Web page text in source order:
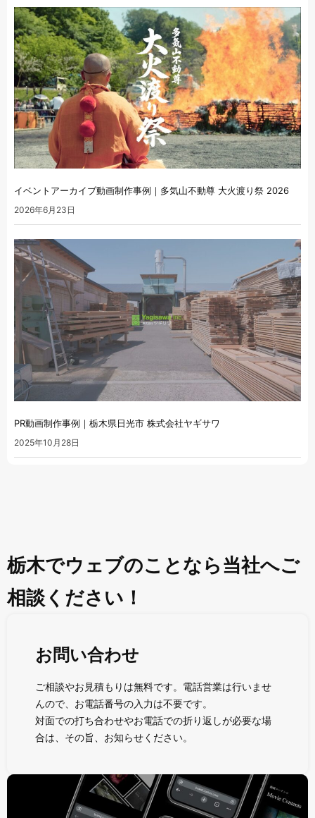
イベントアーカイブ動画制作事例｜多気山不動尊 大火渡り祭 2026
2026年6月23日
PR動画制作事例｜栃木県日光市 株式会社ヤギサワ
2025年10月28日
栃木でウェブのことなら当社へご
相談ください！
お問い合わせ
ご相談やお見積もりは無料です。電話営業は行いませ
んので、お電話番号の入力は不要です。
対面での打ち合わせやお電話での折り返しが必要な場
合は、その旨、お知らせください。